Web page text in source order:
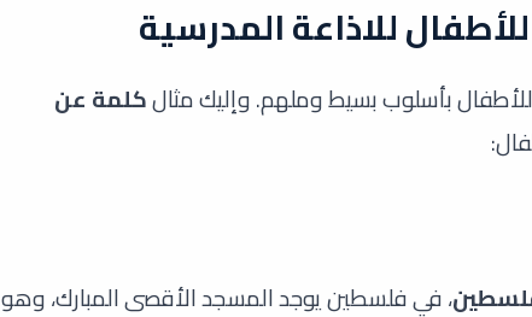
للاذاعة المدرسية
بأسلوب بسيط وملهم. وإليك مثالكلمة عن
، في فلسطين يوجد المسجد الأقصى المبارك، وهو